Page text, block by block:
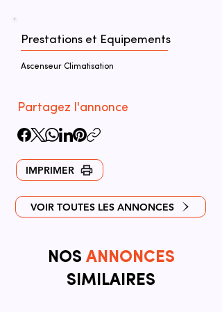
Prestations et Equipements
Ascenseur Climatisation
Partagez l'annonce
IMPRIMER
VOIR TOUTES LES ANNONCES
NOS ANNONCES
SIMILAIRES